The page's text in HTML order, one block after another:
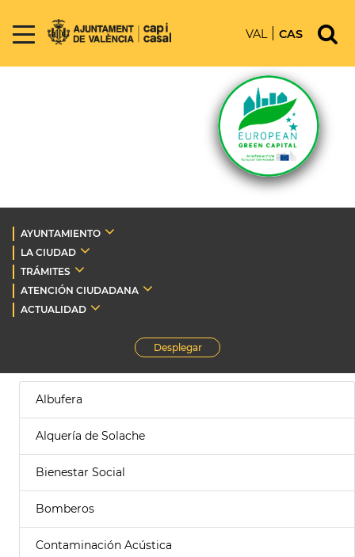
VAL CAS
AYUNTAMIENTO
LA CIUDAD
TRÁMITES
ATENCIÓN CIUDADANA
ACTUALIDAD
Desplegar
Albufera
Alquería de Solache
Bienestar Social
Bomberos
Contaminación Acústica